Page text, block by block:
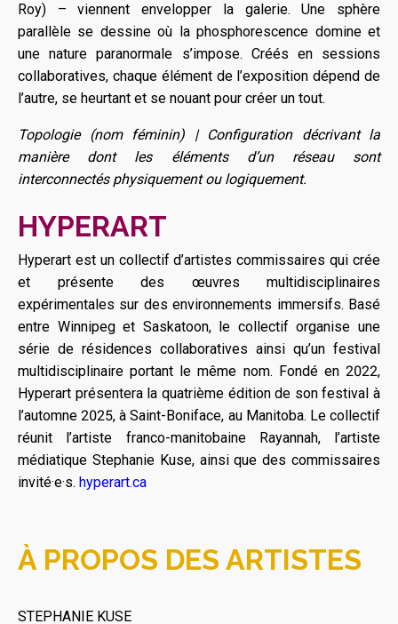
Roy) – viennent envelopper la galerie. Une sphère
parallèle se dessine où la phosphorescence domine et
une nature paranormale s’impose. Créés en sessions
collaboratives, chaque élément de l’exposition dépend de
l’autre, se heurtant et se nouant pour créer un tout.
Topologie (nom féminin) | Configuration décrivant la
manière dont les éléments d’un réseau sont
interconnectés physiquement ou logiquement.
HYPERART
Hyperart est un collectif d’artistes commissaires qui crée
et présente des œuvres multidisciplinaires
expérimentales sur des environnements immersifs. Basé
entre Winnipeg et Saskatoon, le collectif organise une
série de résidences collaboratives ainsi qu’un festival
multidisciplinaire portant le même nom. Fondé en 2022,
Hyperart présentera la quatrième édition de son festival à
l’automne 2025, à Saint-Boniface, au Manitoba. Le collectif
réunit l’artiste franco-manitobaine Rayannah, l’artiste
médiatique Stephanie Kuse, ainsi que des commissaires
invité·e·s. hyperart.ca
À PROPOS DES ARTISTES
STEPHANIE KUSE